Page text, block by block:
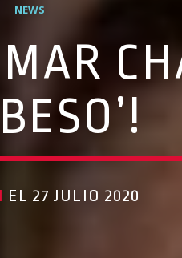
NEWS
EL 27 JULIO 2020